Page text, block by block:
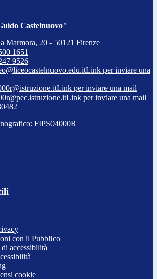
Castelnuovo"
Marmora, 20 - 50121 Firenze
1651
9526
Link per inviare una
Link per inviare una mail
Link per inviare una mail
FIPS04000R
con il Pubblico
accessibilità
cookie